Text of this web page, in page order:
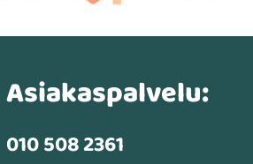
Asiakaspalvelu:
010 508 2361